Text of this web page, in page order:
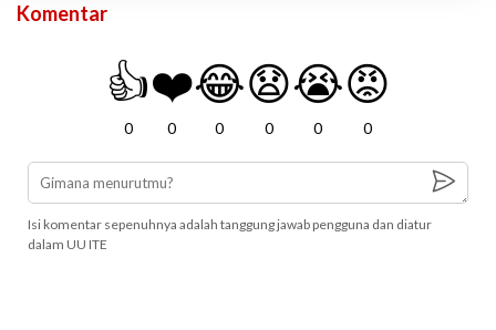
Komentar
👍
0
❤️
0
😂
0
😧
0
😭
0
😡
0
Isi komentar sepenuhnya adalah tanggung jawab pengguna dan diatur
dalam UU ITE